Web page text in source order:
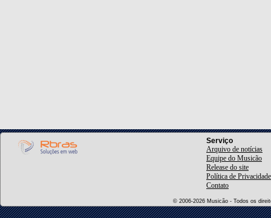
Serviço
Arquivo de notícias
Equipe do Musicão
Release do site
Política de Privacidade
Contato
© 2006-2026 Musicão - Todos os